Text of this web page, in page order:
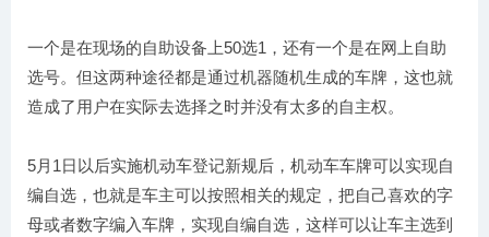
一个是在现场的自助设备上50选1，还有一个是在网上自助
选号。但这两种途径都是通过机器随机生成的车牌，这也就
造成了用户在实际去选择之时并没有太多的自主权。
5月1日以后实施机动车登记新规后，机动车车牌可以实现自
编自选，也就是车主可以按照相关的规定，把自己喜欢的字
母或者数字编入车牌，实现自编自选，这样可以让车主选到